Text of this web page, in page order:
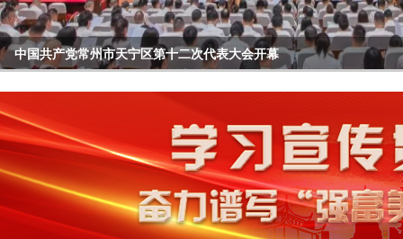
null
区委常委会召开会议
null
null
null
null